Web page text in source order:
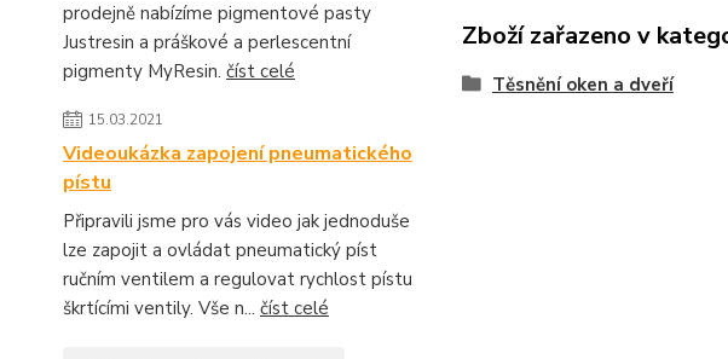
prodejně nabízíme pigmentové pasty
Justresin a práškové a perlescentní
pigmenty MyResin. číst celé
15.03.2021
Videoukázka zapojení pneumatického
pístu
Připravili jsme pro vás video jak jednoduše
lze zapojit a ovládat pneumatický píst
ručním ventilem a regulovat rychlost pístu
škrtícími ventily. Vše n... číst celé
Zboží zařazeno v
Těsnění oken a dveří